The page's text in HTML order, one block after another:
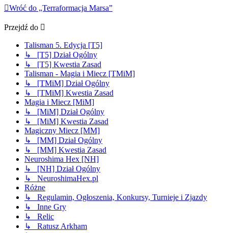
Wróć do „Terraformacja Marsa”
Przejdź do
Talisman 5. Edycja [T5]
↳ [T5] Dział Ogólny
↳ [T5] Kwestia Zasad
Talisman - Magia i Miecz [TMiM]
↳ [TMiM] Dział Ogólny
↳ [TMiM] Kwestia Zasad
Magia i Miecz [MiM]
↳ [MiM] Dział Ogólny
↳ [MiM] Kwestia Zasad
Magiczny Miecz [MM]
↳ [MM] Dział Ogólny
↳ [MM] Kwestia Zasad
Neuroshima Hex [NH]
↳ [NH] Dział Ogólny
↳ NeuroshimaHex.pl
Różne
↳ Regulamin, Ogłoszenia, Konkursy, Turnieje i Zjazdy
↳ Inne Gry
↳ Relic
↳ Ratusz Arkham